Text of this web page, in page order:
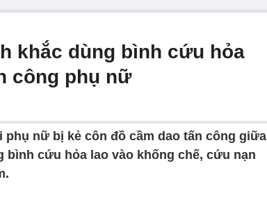
khắc dùng bình cứu hỏa
công phụ nữ
nữ bị kẻ côn đồ cầm dao tấn công giữa
cứu hỏa lao vào khống chế, cứu nạn